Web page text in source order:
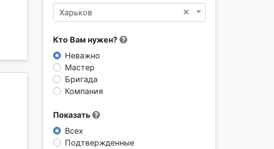
×
Харьков
Кто Вам нужен?
Неважно
Мастер
Бригада
Компания
Показать
Всех
Подтвержденные